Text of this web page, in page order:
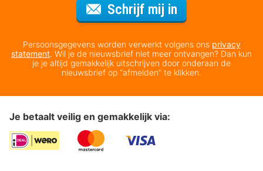
Schrijf mij in
Persoonsgegevens worden verwerkt volgens ons privacy
statement. Wil je de nieuwsbrief niet meer ontvangen? Dan kun
je je altijd gemakkelijk uitschrijven door onderaan de
nieuwsbrief op “afmelden” te klikken.
Je betaalt veilig en gemakkelijk via: